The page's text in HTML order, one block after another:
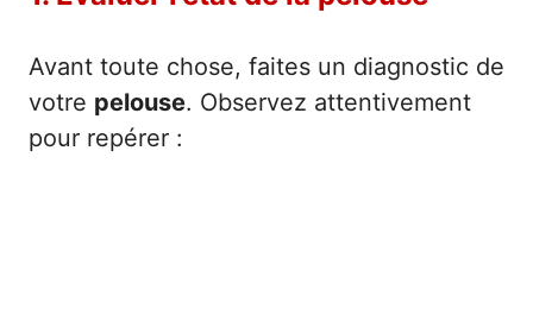
Avant toute chose, faites un diagnostic de
votre pelouse. Observez attentivement
pour repérer :